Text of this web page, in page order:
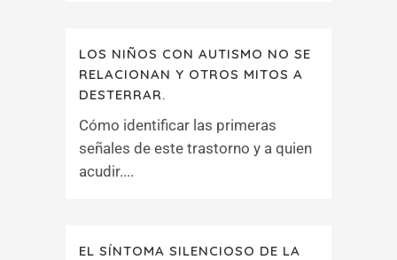
LOS NIÑOS CON AUTISMO NO SE
RELACIONAN Y OTROS MITOS A
DESTERRAR.
Cómo identificar las primeras
señales de este trastorno y a quien
acudir....
EL SÍNTOMA SILENCIOSO DE LA